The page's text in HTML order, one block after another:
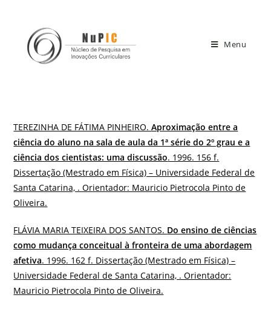
Menu
TEREZINHA DE FÁTIMA PINHEIRO.Aproximação entre a
ciência do aluno na sala de aula da 1ª série do 2º grau e a
ciência dos cientistas: uma discussão. 1996. 156 f.
Dissertação (Mestrado em Física) – Universidade Federal de
Santa Catarina, . Orientador: Mauricio Pietrocola Pinto de
Oliveira.
FLÁVIA MARIA TEIXEIRA DOS SANTOS. Do ensino de ciências
como mudança conceitual à fronteira de uma abordagem
afetiva. 1996. 162 f. Dissertação (Mestrado em Física) –
Universidade Federal de Santa Catarina, . Orientador:
Mauricio Pietrocola Pinto de Oliveira.